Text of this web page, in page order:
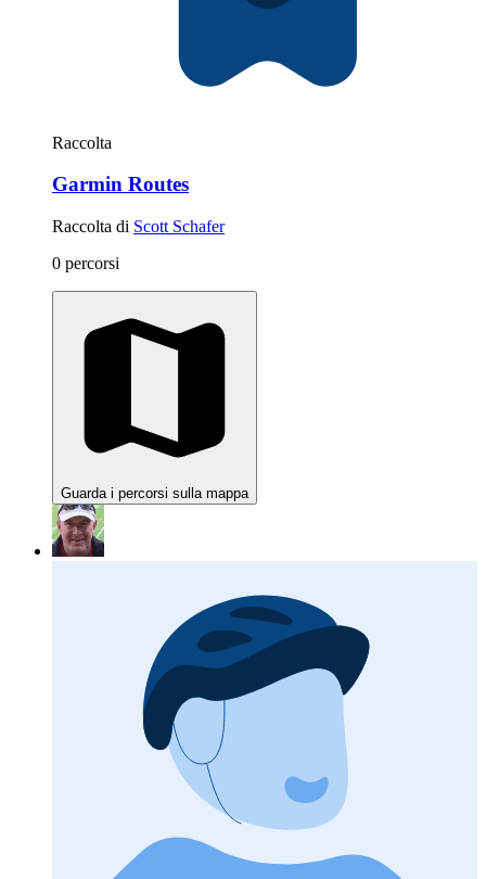
Raccolta
Garmin Routes
Raccolta di Scott Schafer
0 percorsi
Guarda i percorsi sulla mappa